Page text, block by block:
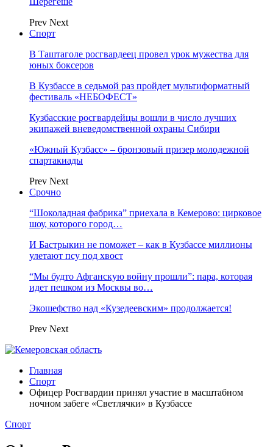
Prev Next
Спорт
В Таштаголе росгвардеец провел урок мужества для
юных боксеров
В Кузбассе в седьмой раз пройдет мультиформатный
фестиваль «НЕБОФЕСТ»
Кузбасские росгвардейцы вошли в число лучших
экипажей вневедомственной охраны Сибири
«Южный Кузбасс» – бронзовый призер молодежной
спартакиады
Prev Next
Срочно
“Шоколадная фабрика” приехала в Кемерово: цирковое
шоу, которого город…
И Бастрыкин не поможет – как в Кузбассе миллионы
улетают псу под хвост
“Мы будто Афганскую войну прошли”: пара, которая
идет пешком из Москвы во…
Экошефство над «Кузедеевским» продолжается!
Prev Next
Главная
Спорт
Офицер Росгвардии принял участие в масштабном
ночном забеге «Светлячки» в Кузбассе
Спорт